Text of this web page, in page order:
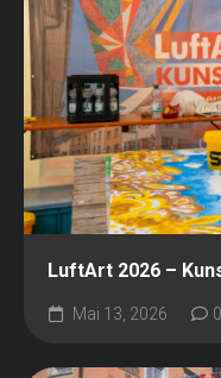
LuftArt 2026 –
Mai 13, 2026 0